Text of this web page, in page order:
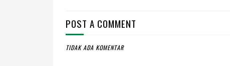
POST A COMMENT
TIDAK ADA KOMENTAR